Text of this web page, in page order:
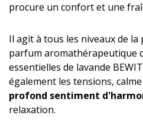
procure un confort et une
Il agit à tous les niveaux de
parfum aromathérapeutique
essentielles de lavande
également les tensions,
profond sentiment
relaxation.